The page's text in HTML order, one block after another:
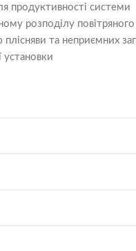
системи
розподілу
​​та неприємних